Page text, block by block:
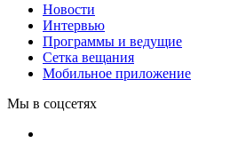
Новости
Интервью
Программы и ведущие
Сетка вещания
Мобильное приложение
Мы в соцсетях